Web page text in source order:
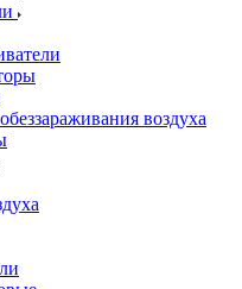
воздуха